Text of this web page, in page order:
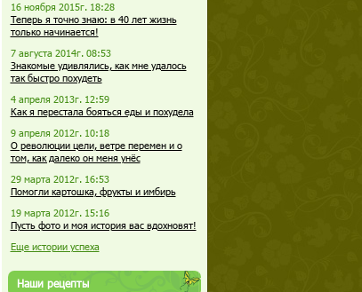
16 ноября 2015г. 18:28
Теперь я точно знаю: в 40 лет жизнь
только начинается!
7 августа 2014г. 08:53
Знакомые удивлялись, как мне удалось
так быстро похудеть
4 апреля 2013г. 12:59
Как я перестала бояться еды и похудела
9 апреля 2012г. 10:18
О революции цели, ветре перемен и о
том, как далеко он меня унёс
29 марта 2012г. 16:53
Помогли картошка, фрукты и имбирь
19 марта 2012г. 15:16
Пусть фото и моя история вас вдохновят!
Еще истории успеха
Наши рецепты